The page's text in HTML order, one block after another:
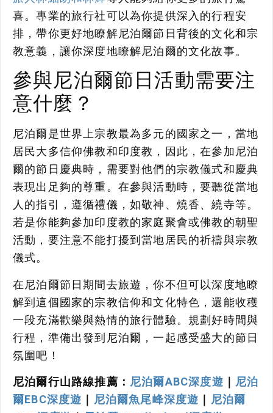
喜。專業的旅行社可以為你提供深入的行程安
排，帶你更好地瞭解尼泊爾節日背後的文化和宗
教意義，讓你深度地瞭解尼泊爾的文化故事。
參與尼泊爾節日活動需要注
意什麼？
尼泊爾是世界上宗教最為多元的國家之一，當地
居民大多信仰佛教和印度教，因此，在參加尼泊
爾的節日慶典時，需要對他們的宗教儀式和慶典
表現出足夠的尊重。在參與活動時，要聽從當地
人的指引，遵循禮儀，如敬神、燒香、繞寺等。
若是你能夠參加印度教的家庭聚會或佛教的朝聖
活動，要注意不能打擾到當地居民的祈禱與宗教
儀式。
在尼泊爾節日期間去旅遊，你不但可以深度地瞭
解到這個國家的宗教信仰和文化特色，還能收穫
一段充滿歡樂與熱情的旅行體驗。規劃好時間與
行程，準備出發到尼泊爾，一起感受盛大的節日
氛圍吧！
尼泊爾行山路線推薦： 尼泊爾ABC深度遊
尼泊
爾EBC深度遊
尼泊爾魚尾峰深度遊
尼泊爾